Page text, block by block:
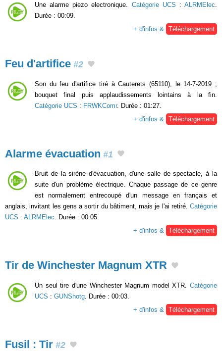
Une alarme piezo electronique. Catégorie UCS :ALRMElec
Durée : 00:09.
+ d'infos &
Téléchargement
Feu d'artifice #2
Son du feu d'artifice tiré à Cauterets (65110), le 14-7-2019 ;
bouquet final puis applaudissements lointains à la fin.
Catégorie UCS : FRWKComr. Durée : 01:27.
+ d'infos &
Téléchargement
Alarme évacuation #1
Bruit de la sirène d'évacuation, d'une salle de spectacle, à la
suite d'un problème électrique. Chaque passage de ce genre
est normalement entrecoupé d'un message en français et
anglais, invitant les gens a sortir du bâtiment, mais je l'ai retiré. Catégorie
UCS : ALRMElec. Durée : 00:05.
+ d'infos & Téléchargement
Tir de Winchester Magnum XTR
Un seul tire d'une Winchester Magnum model XTR. Catégorie
UCS : GUNShotg . Durée : 00:03.
+ d'infos &
Téléchargement
Fusil : Tir #2